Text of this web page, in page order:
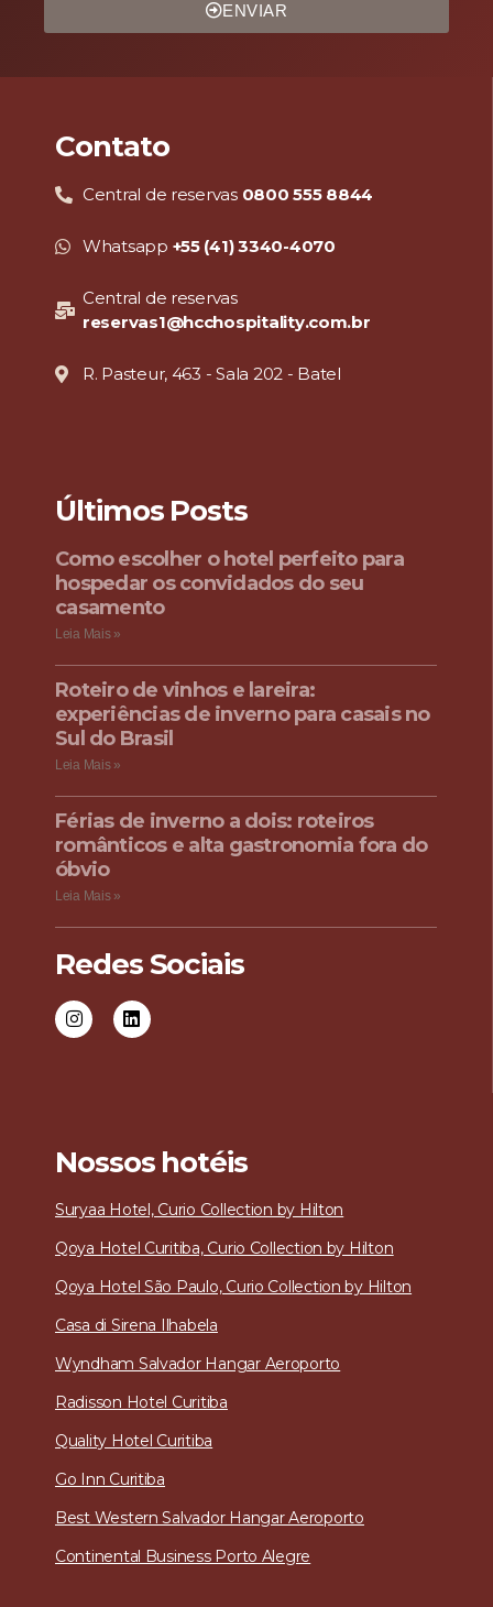
ENVIAR
Contato
Central de reservas 0800 555 8844
Whatsapp +55 (41) 3340-4070
Central de reservas
reservas1@hcchospitality.com.br
R. Pasteur, 463 - Sala 202 - Batel
Últimos Posts
Como escolher o hotel perfeito para
hospedar os convidados do seu
casamento
Leia Mais »
Roteiro de vinhos e lareira:
experiências de inverno para casais no
Sul do Brasil
Leia Mais »
Férias de inverno a dois: roteiros
românticos e alta gastronomia fora do
óbvio
Leia Mais »
Redes Sociais
Nossos hotéis
Suryaa Hotel, Curio Collection by Hilton
Qoya Hotel Curitiba, Curio Collection by Hilton
Qoya Hotel São Paulo, Curio Collection by Hilton
Casa di Sirena Ilhabela
Wyndham Salvador Hangar Aeroporto
Radisson Hotel Curitiba
Quality Hotel Curitiba
Go Inn Curitiba
Best Western Salvador Hangar Aeroporto
Continental Business Porto Alegre